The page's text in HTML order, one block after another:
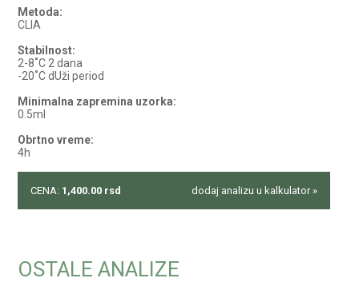
Metoda:
CLIA
Stabilnost:
2-8˚C 2 dana
-20˚C dUži period
Minimalna zapremina uzorka:
0.5ml
Obrtno vreme:
4h
CENA: 1,400.00 rsd dodaj analizu u kalkulator »
OSTALE ANALIZE